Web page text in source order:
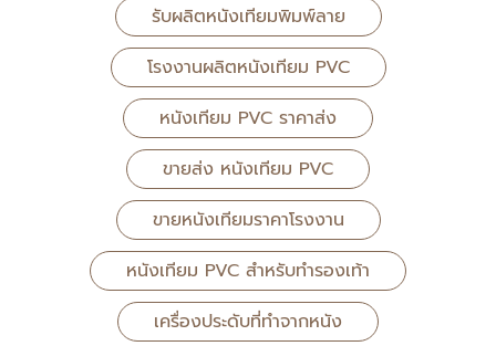
รับผลิตหนังเทียมพิมพ์ลาย
โรงงานผลิตหนังเทียม PVC
หนังเทียม PVC ราคาส่ง
ขายส่ง หนังเทียม PVC
ขายหนังเทียมราคาโรงงาน
หนังเทียม PVC สำหรับทำรองเท้า
เครื่องประดับที่ทำจากหนัง